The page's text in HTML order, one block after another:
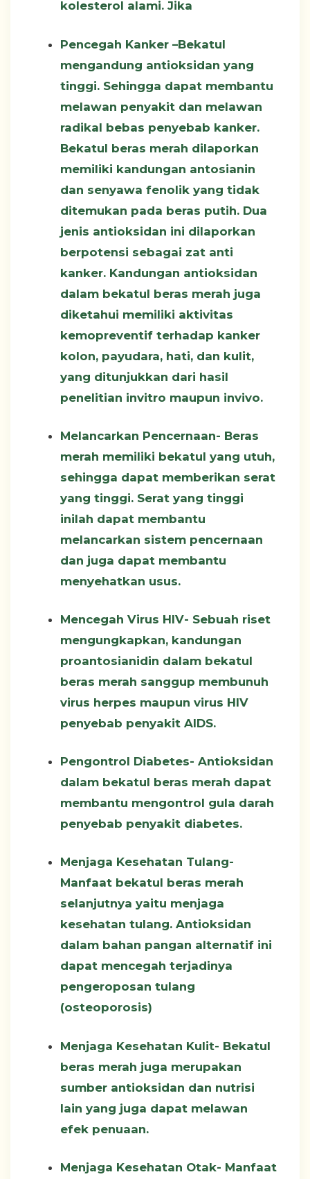
kolesterol alami. Jika
Pencegah Kanker –Bekatul
mengandung antioksidan yang
tinggi. Sehingga dapat membantu
melawan penyakit dan melawan
radikal bebas penyebab kanker.
Bekatul beras merah dilaporkan
memiliki kandungan antosianin
dan senyawa fenolik yang tidak
ditemukan pada beras putih. Dua
jenis antioksidan ini dilaporkan
berpotensi sebagai zat anti
kanker. Kandungan antioksidan
dalam bekatul beras merah juga
diketahui memiliki aktivitas
kemopreventif terhadap kanker
kolon, payudara, hati, dan kulit,
yang ditunjukkan dari hasil
penelitian invitro maupun invivo.
Melancarkan Pencernaan- Beras
merah memiliki bekatul yang utuh,
sehingga dapat memberikan serat
yang tinggi. Serat yang tinggi
inilah dapat membantu
melancarkan sistem pencernaan
dan juga dapat membantu
menyehatkan usus.
Mencegah Virus HIV- Sebuah riset
mengungkapkan, kandungan
proantosianidin dalam bekatul
beras merah sanggup membunuh
virus herpes maupun virus HIV
penyebab penyakit AIDS.
Pengontrol Diabetes- Antioksidan
dalam bekatul beras merah dapat
membantu mengontrol gula darah
penyebab penyakit diabetes.
Menjaga Kesehatan Tulang-
Manfaat bekatul beras merah
selanjutnya yaitu menjaga
kesehatan tulang. Antioksidan
dalam bahan pangan alternatif ini
dapat mencegah terjadinya
pengeroposan tulang
(osteoporosis)
Menjaga Kesehatan Kulit- Bekatul
beras merah juga merupakan
sumber antioksidan dan nutrisi
lain yang juga dapat melawan
efek penuaan.
Menjaga Kesehatan Otak- Manfaat